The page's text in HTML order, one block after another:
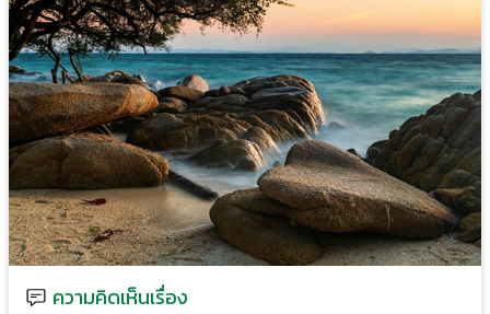
ความคิดเห็นเรื่อง